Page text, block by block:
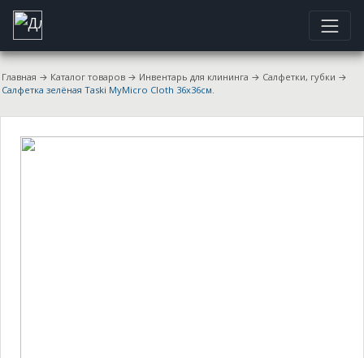
Главная → Каталог товаров → Инвентарь для клининга → Салфетки, губки →
Салфетка зелёная Taski MyMicro Cloth 36x36см.